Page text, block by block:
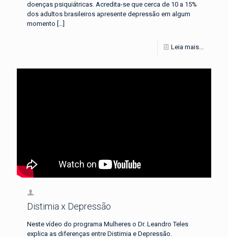
doenças psiquiátricas. Acredita-se que cerca de 10 a 15%
dos adultos brasileiros apresente depressão em algum
momento […]
Leia mais...
Distimia x Depressão
Neste vídeo do programa Mulheres o Dr. Leandro Teles
explica as diferenças entre Distimia e Depressão.